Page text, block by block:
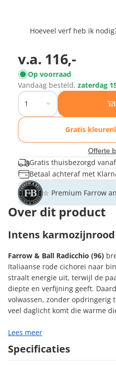
Hoeveel verf heb ik
v.a. 116,-
Op voorraad
Vandaag besteld, zaterdag
Gratis
Offerte
Gratis thuisbezorgd
Betaal achteraf met
☆ Premium Farrow
Over dit product
Lees meer
Intens
Farrow & Ball Radicchio (96)
Italiaanse rode cichorei naar
straalt energie uit, terwijl de
diepte en verfijning geeft.
volwassen, zonder opdringerig
veel daglicht komt die warme
Specificaties